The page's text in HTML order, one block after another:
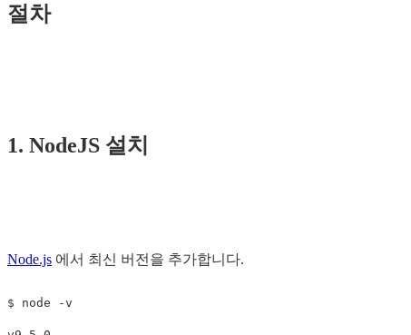
절차
1. NodeJS 설치
Node.js 에서 최신 버전을 추가합니다.
$ node -v